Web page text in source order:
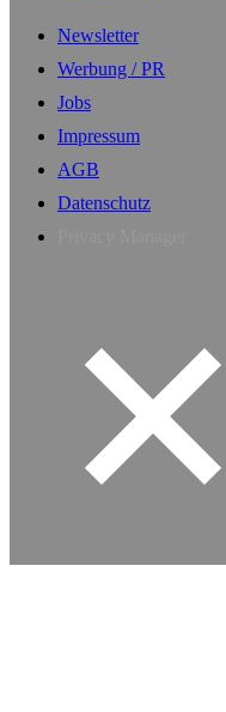
Newsletter
Werbung / PR
Jobs
Impressum
AGB
Datenschutz